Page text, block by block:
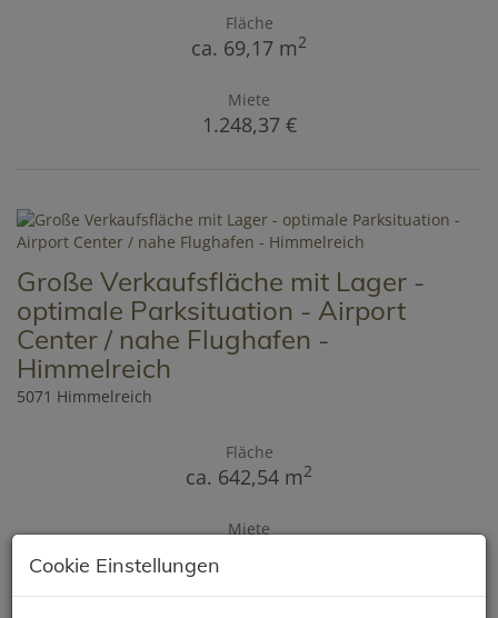
Fläche
ca. 69,17 m2
Miete
1.248,37 €
Große Verkaufsfläche mit Lager -
optimale Parksituation - Airport
Center / nahe Flughafen -
Himmelreich
5071 Himmelreich
Fläche
ca. 642,54 m2
Miete
Cookie Einstellungen